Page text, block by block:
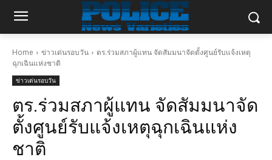
Home ข่าวเด่นรอบวัน
ตร.ร่วมสภาผู้แทน จัดสัมมนาจัดตั้งศูนย์รับแจ้งเหตุ
ฉุกเฉินแห่งชาติ
ข่าวเด่นรอบวัน
ตร.ร่วมสภาผู้แทน จัดสัมมนาจัด
ตั้งศูนย์รับแจ้งเหตุฉุกเฉินแห่ง
ชาติ